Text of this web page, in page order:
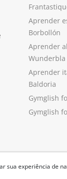
sua experiência de
Aprender
Borbollón
Aprender
Wunderbla
Aprender
Baldoria
Gymglish
Gymglish